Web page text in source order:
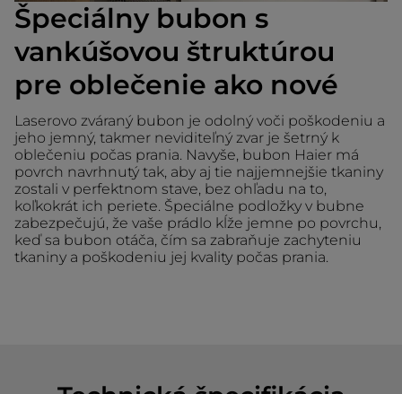
Špeciálny bubon s
vankúšovou štruktúrou
pre oblečenie ako nové
Laserovo zváraný bubon je odolný voči poškodeniu a
jeho jemný, takmer neviditeľný zvar je šetrný k
oblečeniu počas prania. Navyše, bubon Haier má
povrch navrhnutý tak, aby aj tie najjemnejšie tkaniny
zostali v perfektnom stave, bez ohľadu na to,
koľkokrát ich periete. Špeciálne podložky v bubne
zabezpečujú, že vaše prádlo kĺže jemne po povrchu,
keď sa bubon otáča, čím sa zabraňuje zachyteniu
tkaniny a poškodeniu jej kvality počas prania.